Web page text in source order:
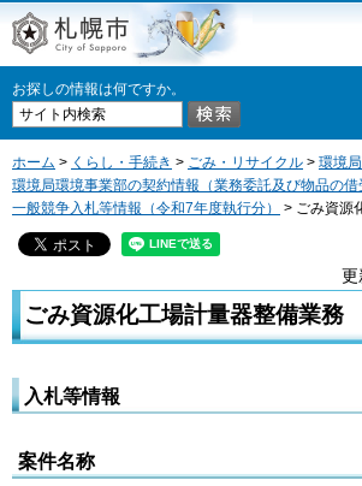
札幌市
お探しの情報は何ですか。
ホーム > くらし・手続き > ごみ・リサイクル > 環境
環境局環境事業部の契約情報（業務委託及び物品の借
一般競争入札等情報（令和7年度執行分）
> ごみ資源
更
ごみ資源化工場計量器整備業務
入札等情報
案件名称